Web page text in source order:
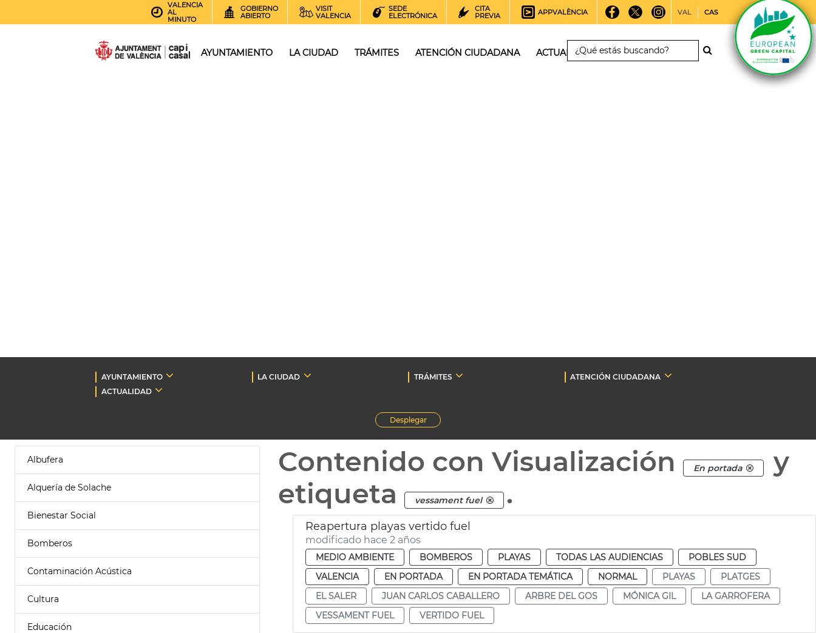
VALENCIA
AL
MINUTO
GOBIERNO
ABIERTO
VISIT
VALENCIA
SEDE
ELECTRÓNICA
CITA
PREVIA
APPVALÈNCIA VAL CAS
AYUNTAMIENTO LA CIUDAD TRÁMITES ATENCIÓN CIUDADANA ACTUALIDAD
AYUNTAMIENTO LA CIUDAD TRÁMITES
ATENCIÓN CIUDADANA
ACTUALIDAD
Desplegar
Albufera
Alquería de Solache
Bienestar Social
Bomberos
Contaminación Acústica
Cultura
Educación
Contenido con Visualización En portada
y
etiqueta
vessament fuel .
Reapertura playas vertido fuel
modificado hace 2 años
MEDIO AMBIENTE BOMBEROS PLAYAS TODAS LAS AUDIENCIAS
POBLES SUD
VALENCIA
EN PORTADA EN PORTADA TEMÁTICA NORMAL PLAYAS
PLATGES
EL SALER
JUAN CARLOS CABALLERO ARBRE DEL GOS MÓNICA GIL
LA GARROFERA
VESSAMENT FUEL
VERTIDO FUEL